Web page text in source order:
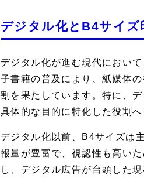
デジタル化とB4サイズ
デジタル化が進む現代におい
子書籍の普及により、紙媒体
割を果たしています。特に、
具体的な目的に特化した役割へ
デジタル化以前、B4サイズは
報量が豊富で、視認性も高い
し、デジタル広告が台頭した